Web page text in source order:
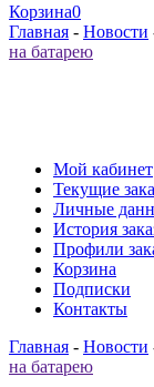
Корзина0
Главная - Новости
на батарею
Мой кабинет
Текущие
Личные
История
Профили
Корзина
Подписки
Контакты
Главная - Новости
на батарею